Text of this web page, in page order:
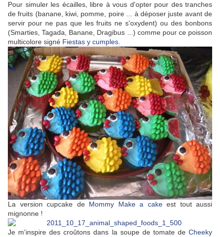
Pour simuler les écailles, libre à vous d'opter pour des tranches
de fruits (banane, kiwi, pomme, poire ... à déposer juste avant de
servir pour ne pas que les fruits ne s'oxydent) ou des bonbons
(Smarties, Tagada, Banane, Dragibus ...) comme pour ce poisson
multicolore signé Fiestas y cumples
La version cupcake de Mommy Make a cakeest tout aussi
mignonne !
Je m'inspire des croûtons dans la soupe de tomate de Cheeky